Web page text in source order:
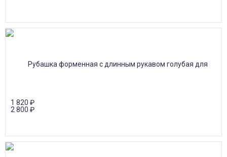
1 820 ₽
2 800 ₽